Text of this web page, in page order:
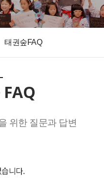
태권숲FAQ
위한 질문과 답변
니다.